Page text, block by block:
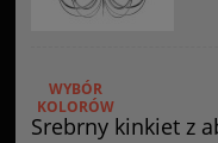
Srebrny kinkiet z
WYBÓR
KOLORÓW